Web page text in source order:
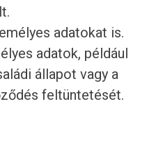
adatokat is.
adatok, például
állapot vagy a
feltüntetését.